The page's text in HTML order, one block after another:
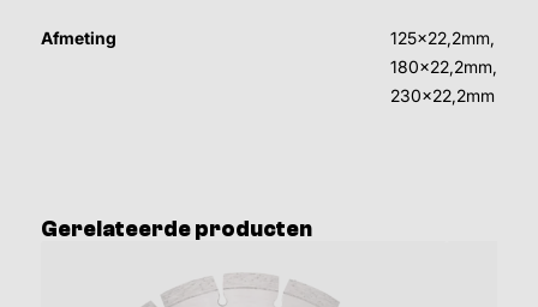
Afmeting
125x22,2mm,
180x22,2mm,
230x22,2mm
Gerelateerde producten